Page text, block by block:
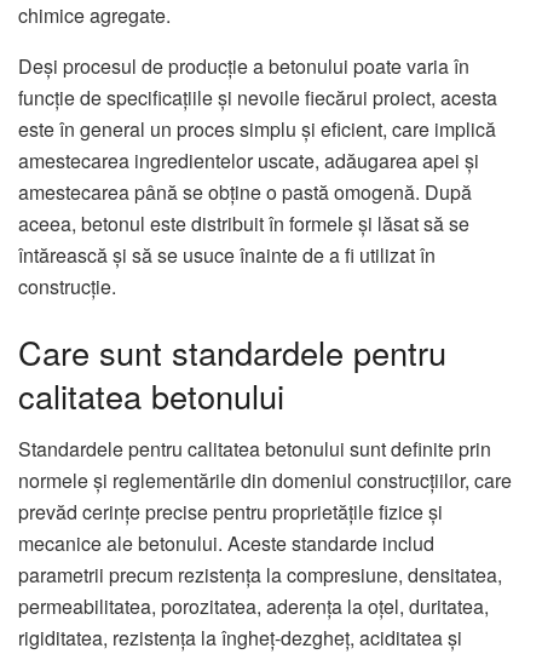
chimice agregate.
Deși procesul de producție a betonului poate varia în
funcție de specificațiile și nevoile fiecărui proiect, acesta
este în general un proces simplu și eficient, care implică
amestecarea ingredientelor uscate, adăugarea apei și
amestecarea până se obține o pastă omogenă. După
aceea, betonul este distribuit în formele și lăsat să se
întărească și să se usuce înainte de a fi utilizat în
construcție.
Care sunt standardele pentru
calitatea betonului
Standardele pentru calitatea betonului sunt definite prin
normele și reglementările din domeniul construcțiilor, care
prevăd cerințe precise pentru proprietățile fizice și
mecanice ale betonului. Aceste standarde includ
parametrii precum rezistența la compresiune, densitatea,
permeabilitatea, porozitatea, aderența la oțel, duritatea,
rigiditatea, rezistența la îngheț-dezgheț, aciditatea și